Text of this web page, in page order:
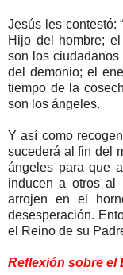
Jesús les contestó:
Hijo del hombre;
son los
del demonio; el
tiempo de la
son los ángeles.
Y así como
sucederá al fin del
ángeles para que
inducen a otros al
arrojen en el
desesperación.
el Reino de su
Reflexión sobre el